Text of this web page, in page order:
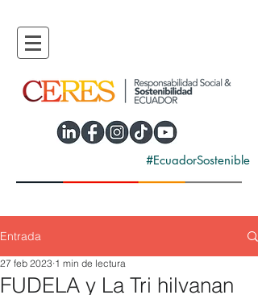
#EcuadorSostenible
Entrada
FUDELA y La Tri hilvanan
27 feb 2023 1 min de lectura